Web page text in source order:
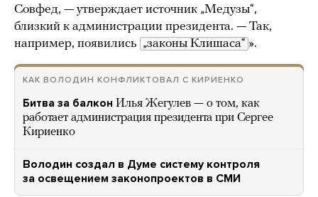
Совфед, — утверждает источник „Медузы“,
близкий к администрации президента. — Так,
например, появились „законы Клишаса“ ».
КАК ВОЛОДИН КОНФЛИКТОВАЛ С КИРИЕНКО
Битва за балкон Илья Жегулев — о том, как
работает администрация президента при Сергее
Кириенко
Володин создал в Думе систему контроля
за освещением законопроектов в СМИ